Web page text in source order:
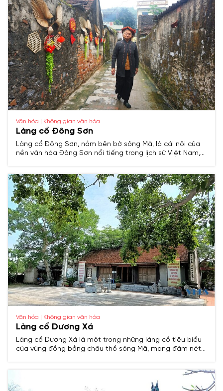
Văn hóa | Không gian văn hóa
Làng cổ Đông Sơn
Làng cổ Đông Sơn, nằm bên bờ sông Mã, là cái nôi của
nền văn hóa Đông Sơn nổi tiếng trong lịch sử Việt Nam,
Văn hóa | Không gian văn hóa
Làng cổ Dương Xá
Làng cổ Dương Xá là một trong những làng cổ tiêu biểu
của vùng đồng bằng châu thổ sông Mã, mang đậm nét
trong các thời kỳ lịch sử, đồng thời lưu giữ nhiều di tích
khảo cổ và văn hóa đặc sắc.